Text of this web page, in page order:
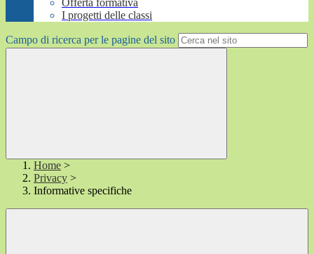
Offerta formativa
I progetti delle classi
Campo di ricerca per le pagine del sito
Home >
Privacy >
Informative specifiche